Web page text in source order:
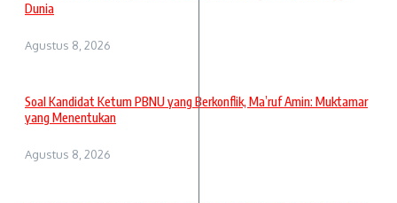
Dunia
Agustus 8, 2026
Soal Kandidat Ketum PBNU yang Berkonflik, Ma’ruf Amin: Muktamar
yang Menentukan
Agustus 8, 2026